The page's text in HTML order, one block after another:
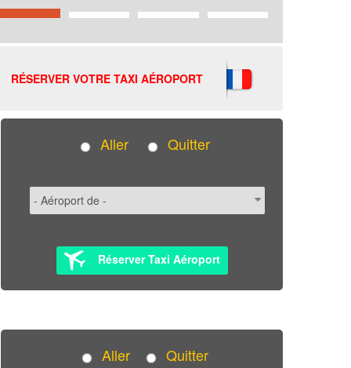
RÉSERVER VOTRE TAXI AÉROPORT
Aller Quitter
Réserver Taxi Aéroport
Aller Quitter